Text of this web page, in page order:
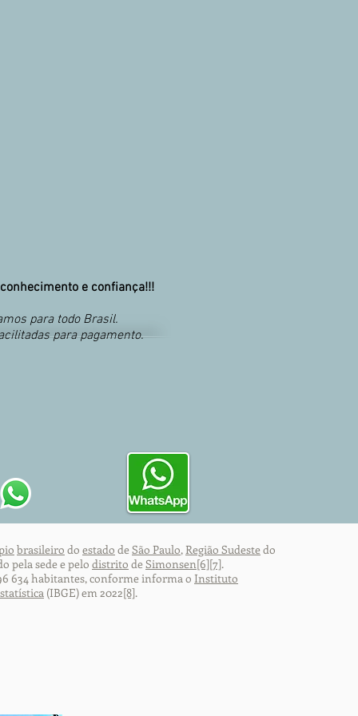
e confiança!!!
para todo Brasil.
para pagamento.
brasileiro do estado de São Paulo,Região Sudeste do
pela sede e pelo distrito de Simonsen[6][7].
634 habitantes, conforme informa o Instituto
(IBGE) em 2022[8].